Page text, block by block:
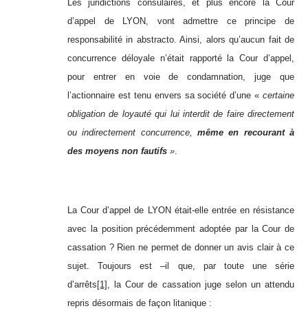
Les juridictions consulaires, et plus encore la Cour
d’appel de LYON, vont admettre ce principe de
responsabilité in abstracto. Ainsi, alors qu’aucun fait de
concurrence déloyale n’était rapporté la Cour d’appel,
pour entrer en voie de condamnation, juge que
l’actionnaire est tenu envers sa société d’une « certaine
obligation de loyauté qui lui interdit de faire directement
ou indirectement concurrence, même en recourant à
des moyens non fautifs ».
La Cour d’appel de LYON était-elle entrée en résistance
avec la position précédemment adoptée par la Cour de
cassation ? Rien ne permet de donner un avis clair à ce
sujet. Toujours est –il que, par toute une série
d’arrêts [1] , la Cour de cassation juge selon un attendu
repris désormais de façon litanique :